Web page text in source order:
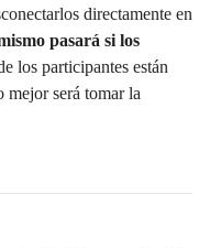
directamente en
pasará si los
los participantes están
mejor será tomar la